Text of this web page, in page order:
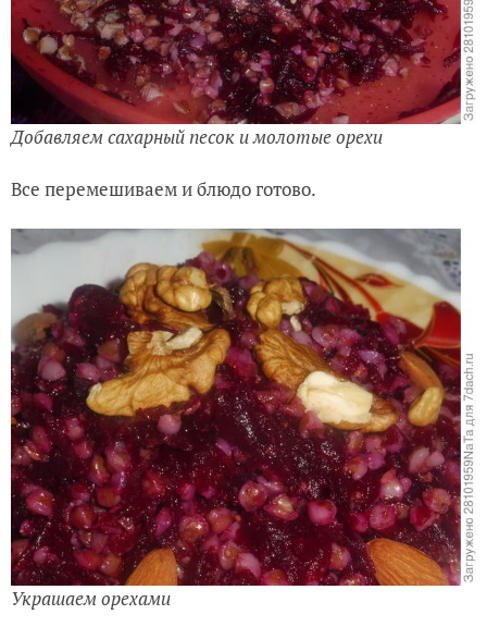
Добавляем сахарный песок и молотые орехи
Все перемешиваем и блюдо готово.
Украшаем орехами